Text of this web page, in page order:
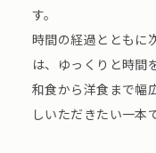
す。
時間の経過とともに
は、ゆっくりと時間
和食から洋食まで幅
しいただきたい一本